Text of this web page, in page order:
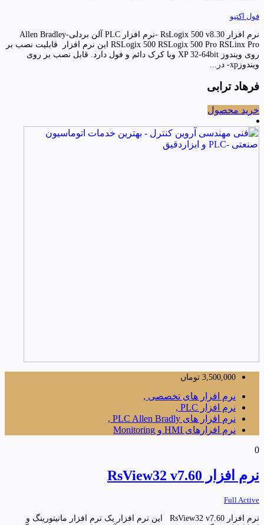
فول اکتیو
نرم افزار RsLogix 500 v8.30 -نرم افزار PLC آلن بردلی-Allen Bradley
RSLogix 500 RSLogix 500 Pro RSLinx Pro این نرم افزار قابلیت نصب بر
روی ویندوز XP 32-64bit وبا کرک دائم و فول دارد. قابل نصب بر روی
ویندوزxp- در...
فرهاد ترابی
خرید محصول
3,500,000 تومان
نرم افزار های تخصصی ,
نرم افزار PLC ,
نرم افزار های PLC Allen Bradly ,
نرم افزارهای HMI و Monitoring
0
نرم افزار RsView32 v7.60
Full Active
نرم افزار RsView32 v7.60 این نرم افزار یک نرم افزار مانیتورینگ و